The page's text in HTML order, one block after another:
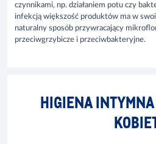
czynnikami, np. działaniem potu czy
infekcją większość produktów ma w
naturalny sposób przywracający
przeciwgrzybicze i przeciwbakteryjne.
HIGIENA